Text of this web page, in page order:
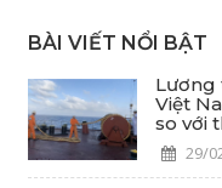
BÀI VIẾT NỔI BẬT
Lương
Việt
so với
29/